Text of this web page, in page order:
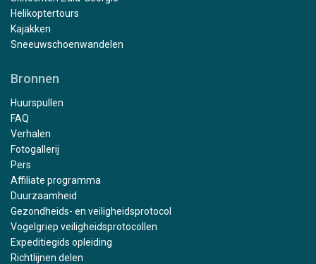
Helikoptertours
Kajakken
Sneeuwschoenwandelen
Bronnen
Huurspullen
FAQ
Verhalen
Fotogallerij
Pers
Affiliate programma
Duurzaamheid
Gezondheids- en veiligheidsprotocol
Vogelgriep veiligheidsprotocollen
Expeditiegids opleiding
Richtlijnen delen